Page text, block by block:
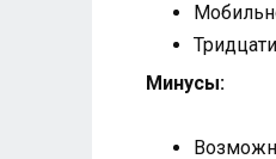
Минусы: